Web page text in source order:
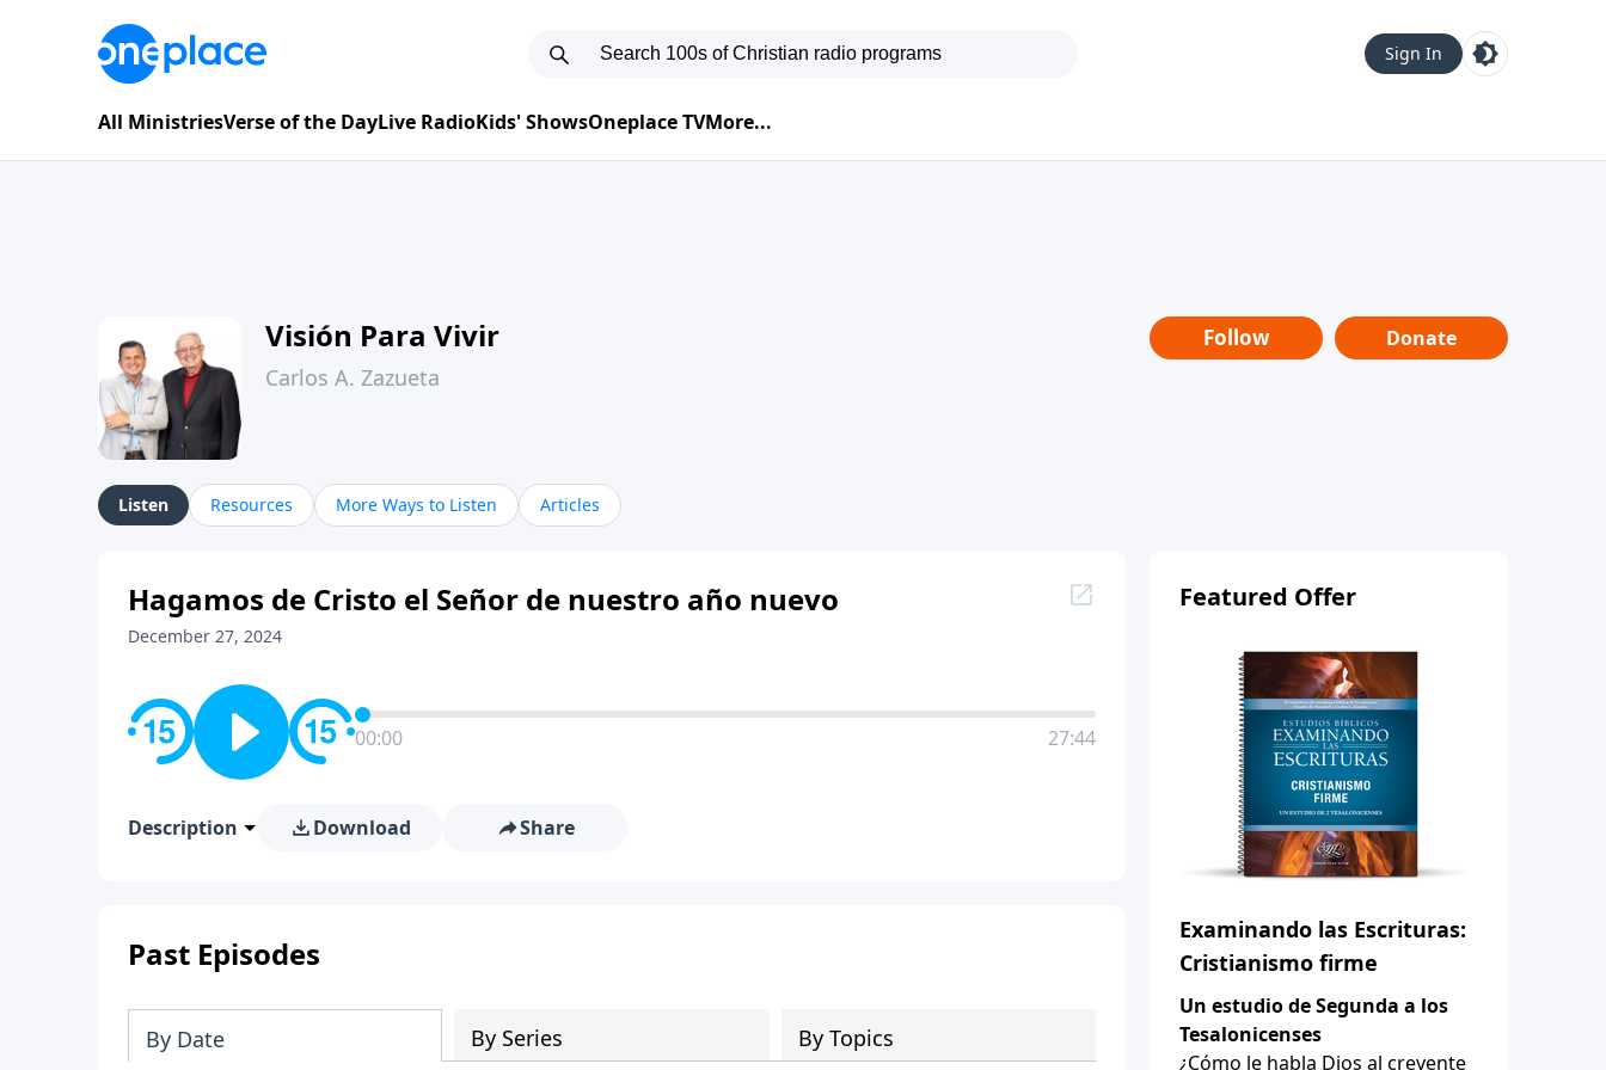
Sign In
All MinistriesVerse of the DayLive RadioKids' ShowsOneplace TVMore...
Visión Para Vivir
Carlos A. Zazueta
Follow Donate
Listen Resources More Ways to Listen Articles
Hagamos de Cristo el Señor de nuestro año nuevo
December 27, 2024
00:00 27:44
Description Download Share
Past Episodes
By Date By Series By Topics
Featured Offer
Examinando las Escrituras:
Cristianismo firme
Un estudio de Segunda a los
Tesalonicenses
¿Cómo le habla Dios al creyente